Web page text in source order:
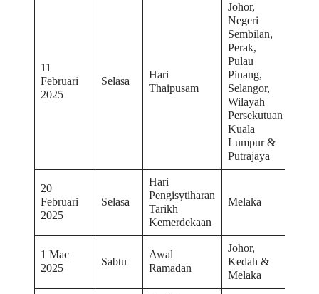
11
Februari
2025
Selasa
Hari
Thaipusam
Johor,
Negeri
Sembilan,
Perak,
Pulau
Pinang,
Selangor,
Wilayah
Persekutuan
Kuala
Lumpur &
Putrajaya
20
Februari
2025
Selasa
Hari
Pengisytiharan
Tarikh
Kemerdekaan
Melaka
1 Mac
2025
Sabtu
Awal
Ramadan
Johor,
Kedah &
Melaka